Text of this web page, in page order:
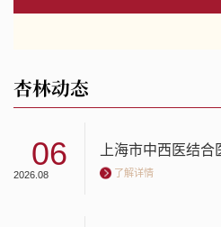
杏林动态
06
2026.08 了解详情